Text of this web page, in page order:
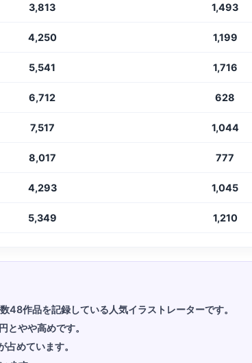
3,813 1,493
4,250 1,199
5,541 1,716
6,712 628
7,517 1,044
8,017 777
4,293 1,045
5,349 1,210
作品を記録している人気イラストレーターです。
やや高めです。
めています。